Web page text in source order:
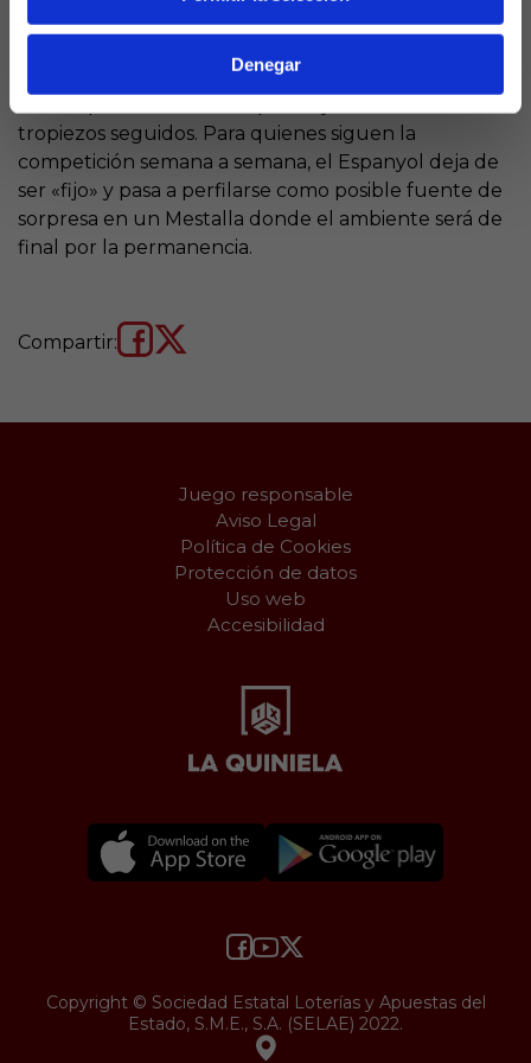
Denegar
clasificado pero en mala dinámica reciente. El signo
aunque muchos quinielistas no descartan la «X»
tropiezos seguidos. Para quienes siguen la
competición semana a semana, el Espanyol deja de
ser «fijo» y pasa a perfilarse como posible fuente de
sorpresa en un Mestalla donde el ambiente será de
final por la permanencia.​
Compartir:
Juego responsable
Aviso Legal
Política de Cookies
Protección de datos
Uso web
Accesibilidad
Copyright © Sociedad Estatal Loterías y Apuestas del
Estado, S.M.E., S.A. (SELAE) 2022.